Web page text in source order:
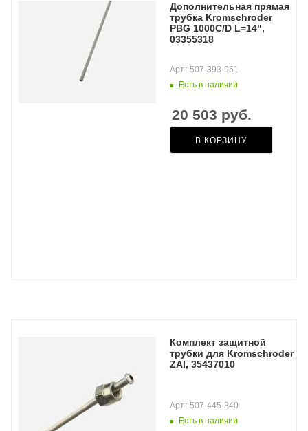
Дополнительная прямая
трубка Kromschroder
PBG 1000C/D L=14",
03355318
Есть в наличии
Арт.: 507-393-951
20 503 руб.
В КОРЗИНУ
Комплект защитной
трубки для Kromschroder
ZAI, 35437010
Есть в наличии
Арт.: 507-445-340